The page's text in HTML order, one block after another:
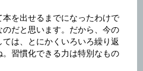
を出せるまでになったわけで
だと思います。だから、今の
は、とにかくいろいろ繰り返
習慣化できる力は特別なもの